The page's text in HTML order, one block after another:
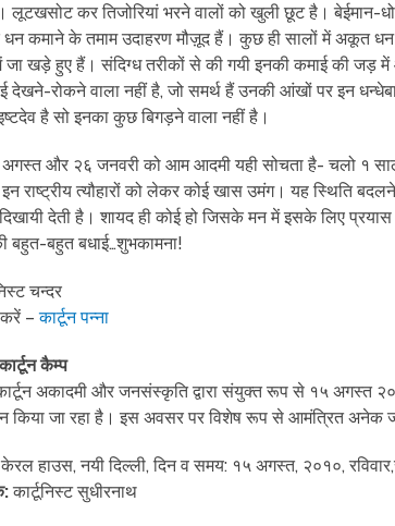
लूटखसोट कर तिजोरियां भरने वालों को खुली छूट है।
कमाने के तमाम उदाहरण मौज़ूद हैं। कुछ ही सालों में अकूत
जा खड़े हुए हैं। संदिग्ध तरीकों से की गयी इनकी कमाई की जड़
देखने-रोकने वाला नहीं है, जो समर्थ हैं उनकी आंखों पर इन
है सो इनका कुछ बिगड़ने वाला नहीं है।
और २६ जनवरी को आम आदमी यही सोचता है- चलो १
इन राष्ट्रीय त्यौहारों को लेकर कोई खास उमंग। यह स्थिति
दिखायी देती है। शायद ही कोई हो जिसके मन में इसके लिए
बहुत-बहुत बधाई…शुभकामना!
चन्दर
–कार्टून पन्ना
कैम्प
अकादमी और जनसंस्कृति द्वारा संयुक्त रूप से १५ अगस्त
किया जा रहा है। इस अवसर पर विशेष रूप से आमंत्रित अनेक
केरल हाउस, नयी दिल्ली, दिन व समय: १५ अगस्त, २०१०,
कार्टूनिस्ट सुधीरनाथ